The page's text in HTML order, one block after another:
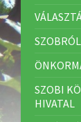
SZOBRÓL
SZOBI
HIVATAL